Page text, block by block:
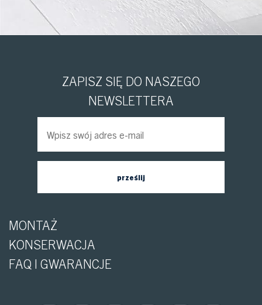
ZAPISZ SIĘ DO NASZEGO
NEWSLETTERA
MONTAŻ
KONSERWACJA
FAQ I GWARANCJE